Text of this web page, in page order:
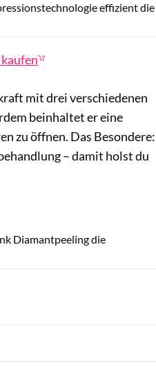
effizient die
mit drei verschiedenen
beinhaltet er eine
zu öffnen. Das Besondere:
– damit holst du
Diamantpeeling die